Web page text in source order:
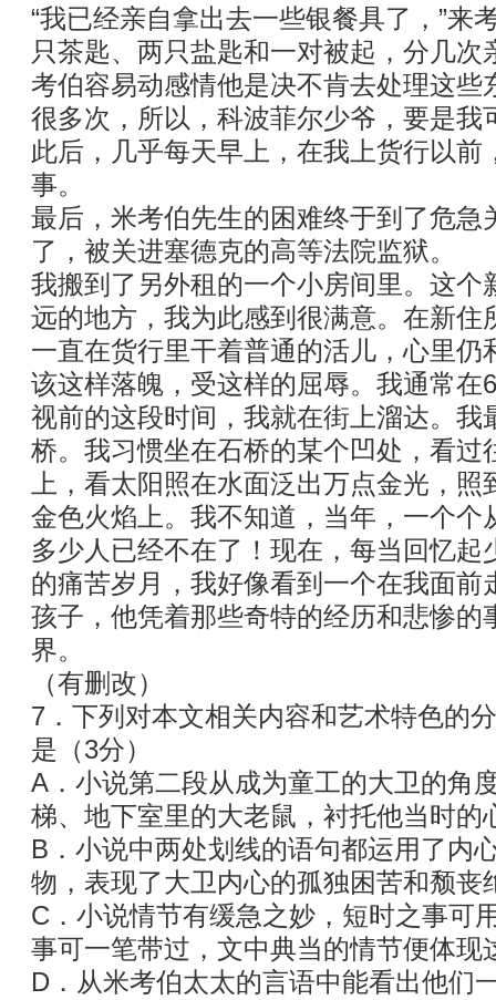
“我已经亲自拿出去一些银餐具了，”来
只茶匙、两只盐匙和一对被起，分几次
考伯容易动感情他是决不肯去处理这些
很多次，所以，科波菲尔少爷，要是
此后，几乎每天早上，在我上货行以前
事。
最后，米考伯先生的困难终于到了危急
了，被关进塞德克的高等法院监狱。
我搬到了另外租的一个小房间里。这个
远的地方，我为此感到很满意。在新住
一直在货行里干着普通的活儿，心里仍
该这样落魄，受这样的屈辱。我通常在
视前的这段时间，我就在街上溜达。我
桥。我习惯坐在石桥的某个凹处，看过
上，看太阳照在水面泛出万点金光，
金色火焰上。我不知道，当年，一个个
多少人已经不在了！现在，每当回忆起
的痛苦岁月，我好像看到一个在我面前
孩子，他凭着那些奇特的经历和悲惨的
界。
（有删改）
7．下列对本文相关内容和艺术特色的
是（3分）
A．小说第二段从成为童工的大卫的角
梯、地下室里的大老鼠，衬托他当时的
B．小说中两处划线的语句都运用了内
物，表现了大卫内心的孤独困苦和颓丧
C．小说情节有缓急之妙，短时之事可
事可一笔带过，文中典当的情节便体现
D．从米考伯太太的言语中能看出他们